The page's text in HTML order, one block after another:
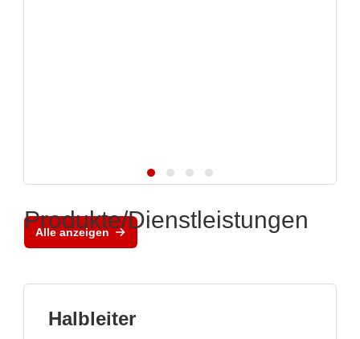
Alle anzeigen
Produkte/Dienstleistungen
Halbleiter